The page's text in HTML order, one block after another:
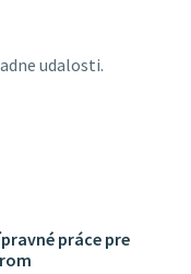
udalosti.
práce pre